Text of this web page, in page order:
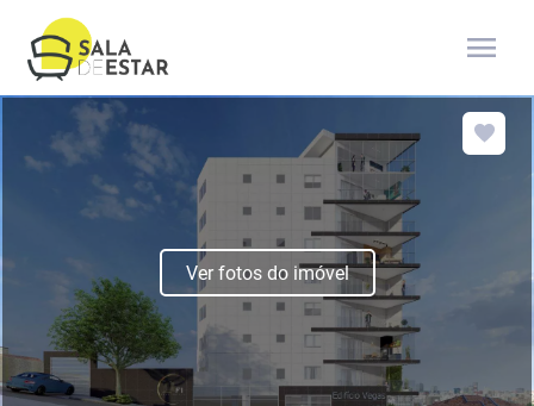
menu
Ver fotos do imóvel